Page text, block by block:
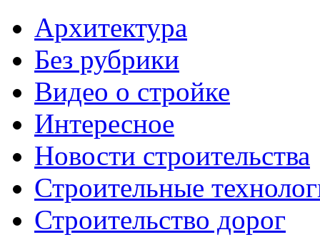
Архитектура
Без рубрики
Видео о стройке
Интересное
Новости строительства
Строительные
Строительство дорог